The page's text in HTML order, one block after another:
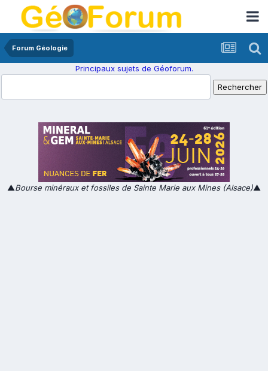
Forum Géologie
Principaux sujets de Géoforum.
▲Bourse minéraux et fossiles de Sainte Marie aux Mines (Alsace)▲